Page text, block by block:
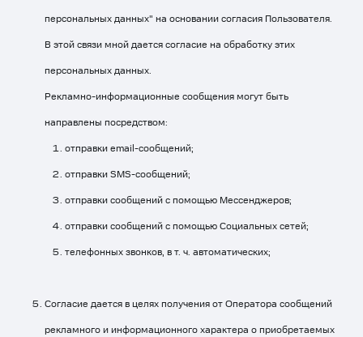
персональных данных" на основании согласия Пользователя.
В этой связи мной дается согласие на обработку этих
персональных данных.
Рекламно-информационные сообщения могут быть
направлены посредством:
отправки email-сообщений;
отправки SMS-сообщений;
отправки сообщений с помощью Мессенджеров;
отправки сообщений с помощью Социальных сетей;
телефонных звонков, в т. ч. автоматических;
Согласие дается в целях получения от Оператора сообщений
рекламного и информационного характера о приобретаемых